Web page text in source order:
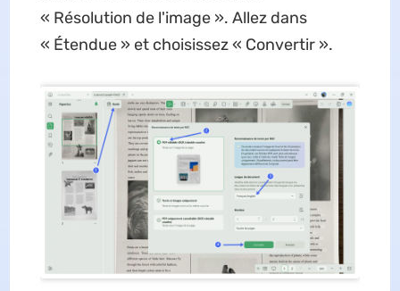
« Résolution de l'image ». Allez dans
« Étendue » et choisissez « Convertir ».